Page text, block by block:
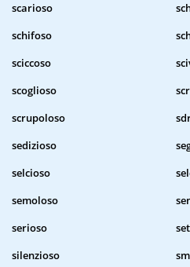
scarioso
schifoso
sciccoso
scoglioso
scrupoloso
sedizioso
selcioso
semoloso
serioso
silenzioso